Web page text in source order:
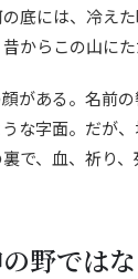
底には、冷え
からこの山にた
がある。名前
な字面。だが
で、血、祈り
野では